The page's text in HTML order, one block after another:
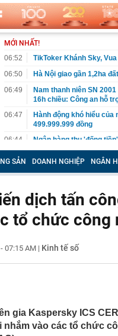
MỚI NHẤT!
06:52
TikToker Khánh Sky,
06:50
Hà Nội giao gần 1,2ha
06:49
Nam thanh niên SN
16h chiều: Công an hỗ
06:47
Hành động khó hiểu
499.999.999 đồng
06:44
Ngân hàng thu 'đống
06:40
Việt Nam có 1 nơi khí
được Sun Group nhắm
treo, tắm khoáng, khu
06:38
Lãnh án tù vì nhận tiền
06:32
Sau Vingroup, Sun
Vương quốc Anh đề xuất
tại địa phương sắp lên
ở Đà Nẵng
06:26
Sếp BĐS nói thẳng về
“nấu ăn”
05:49
4 thói quen khi rán trứng
SẢN DOANH NGHIỆP NGÂN
dịch tấn
tổ chức công
07:15 AM | Kinh tế số
gia Kaspersky ICS
nhắm vào các tổ chức